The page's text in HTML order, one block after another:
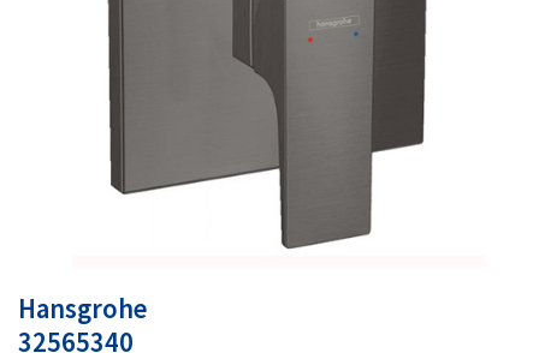
Hansgrohe
32565340